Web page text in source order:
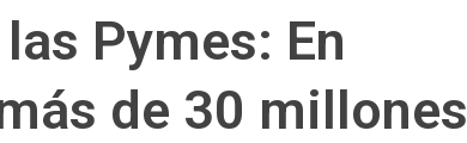
Pymes: En
de 30 millones